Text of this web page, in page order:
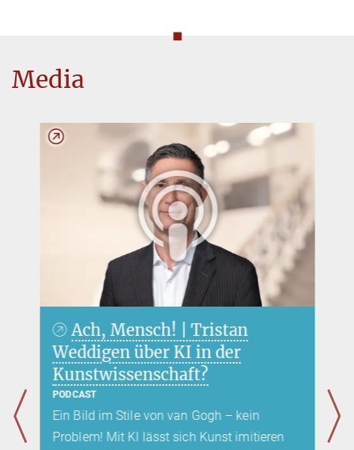
◼
Media
Ach, Mensch! | Tristan
Weddigen über KI in der
Kunstwissenschaft?
PODCAST
Ein Bild im Stile von van Gogh – kein
Problem! Mit KI lässt sich Kunst imitieren